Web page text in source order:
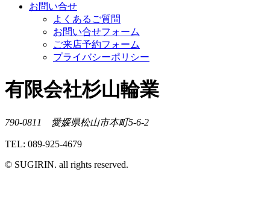
お問い合せ
よくあるご質問
お問い合せフォーム
ご来店予約フォーム
プライバシーポリシー
有限会社杉山輪業
790-0811 愛媛県松山市本町5-6-2
TEL: 089-925-4679
© SUGIRIN. all rights reserved.